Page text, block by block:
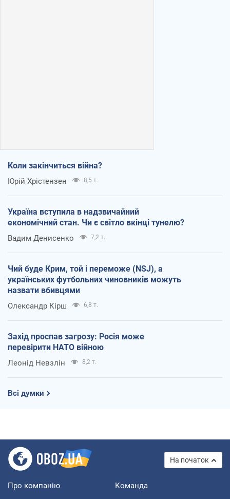
Коли закінчиться війна?
Юрій Хрістензен 8,5 т.
Україна вступила в надзвичайний
економічний стан. Чи є світло вкінці тунелю?
Вадим Денисенко 7,2 т.
Чий буде Крим, той і переможе (NSJ), а
українських футбольних чиновників можуть
назвати вбивцями
Олександр Кірш 6,8 т.
Захід проспав загрозу: Росія може
перевірити НАТО війною
Леонід Невзлін 8,2 т.
Всі думки
На початок
Про компанію Команда